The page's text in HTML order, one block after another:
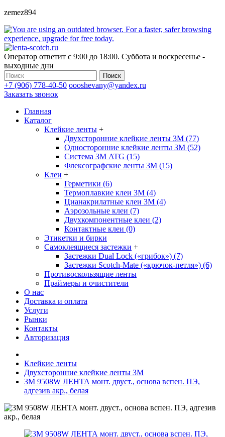
zemez894
Оператор ответит с 9:00 до 18:00. Суббота и воскресенье -
выходные дни
Поиск
+7 (906) 778-40-50 oooshevany@yandex.ru
Заказать звонок
Главная
Каталог
Клейкие ленты +
Двухсторонние клейкие ленты 3М (77)
Односторонние клейкие ленты 3М (52)
Система 3М ATG (15)
Флексографские ленты 3М (15)
Клеи +
Герметики (6)
Термоплавкие клеи 3М (4)
Цианакрилатные клеи 3М (4)
Аэрозольные клеи (7)
Двухкомпонентные клеи (2)
Контактные клеи (0)
Этикетки и бирки
Самоклеящиеся застежки +
Застежки Dual Lock («грибок») (7)
Застежки Scotch-Mate («крючок-петля») (6)
Противоскользящие ленты
Праймеры и очистители
О нас
Доставка и оплата
Услуги
Рынки
Контакты
Авторизация
Клейкие ленты
Двухсторонние клейкие ленты 3М
3М 9508W ЛЕНТА монт. двуст., основа вспен. ПЭ,
адгезив акр., белая